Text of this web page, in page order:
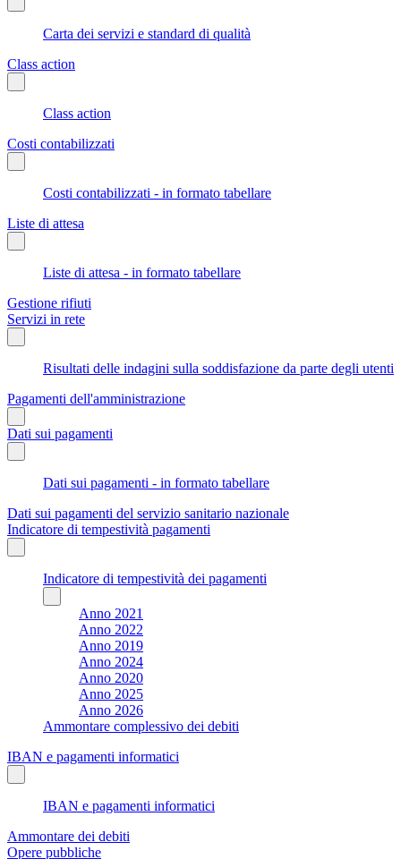
Carta dei servizi e standard di qualità
Class action
Class action
Costi contabilizzati
Costi contabilizzati - in formato tabellare
Liste di attesa
Liste di attesa - in formato tabellare
Gestione rifiuti
Servizi in rete
Risultati delle indagini sulla soddisfazione da parte degli utenti
Pagamenti dell'amministrazione
Dati sui pagamenti
Dati sui pagamenti - in formato tabellare
Dati sui pagamenti del servizio sanitario nazionale
Indicatore di tempestività pagamenti
Indicatore di tempestività dei pagamenti
Anno 2021
Anno 2022
Anno 2019
Anno 2024
Anno 2020
Anno 2025
Anno 2026
Ammontare complessivo dei debiti
IBAN e pagamenti informatici
IBAN e pagamenti informatici
Ammontare dei debiti
Opere pubbliche